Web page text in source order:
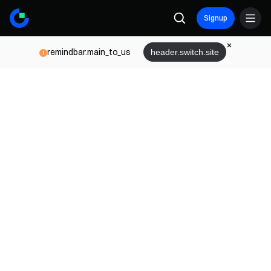
Signup
remindbar.main_to_us header.switch.site